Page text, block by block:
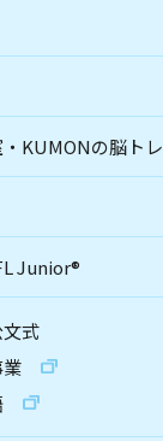
KUMONの脳トレ
Junior®
式